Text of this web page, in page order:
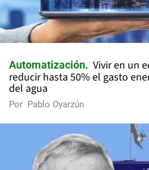
Automatización
Vivir en un
reducir hasta 50% el gasto
del agua
Por Pablo Oyarzún